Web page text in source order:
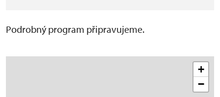
Podrobný program připravujeme.
+
−